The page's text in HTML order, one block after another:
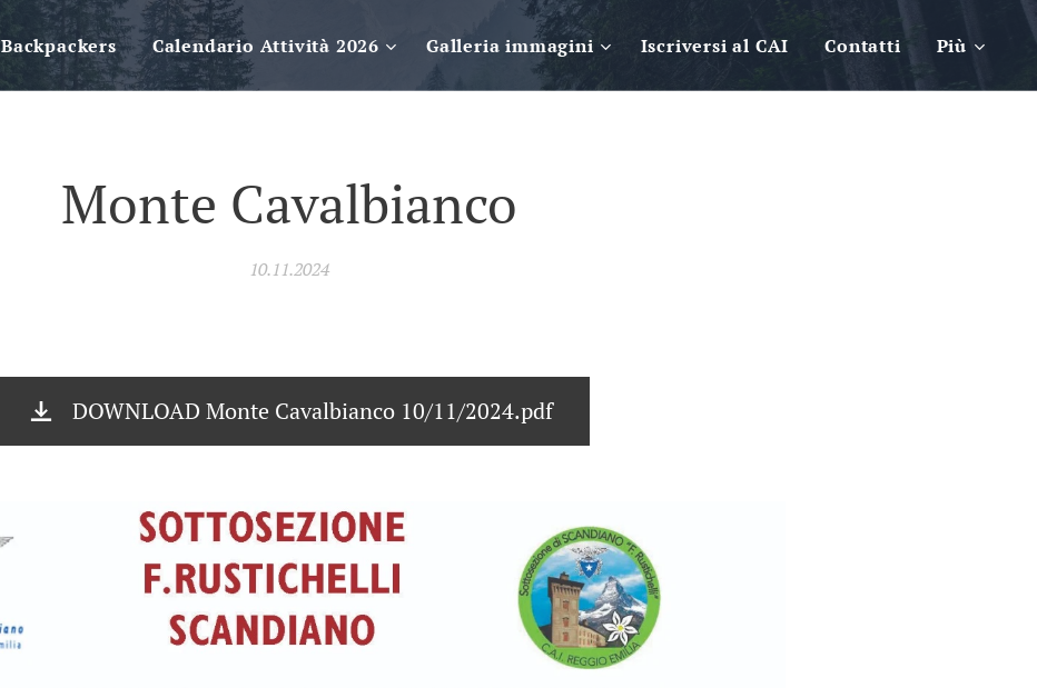
Backpackers Calendario Attività 2026 Galleria immagini Iscriversi al CAI Contatti Più
Monte Cavalbianco
10.11.2024
DOWNLOAD Monte Cavalbianco 10/11/2024.pdf